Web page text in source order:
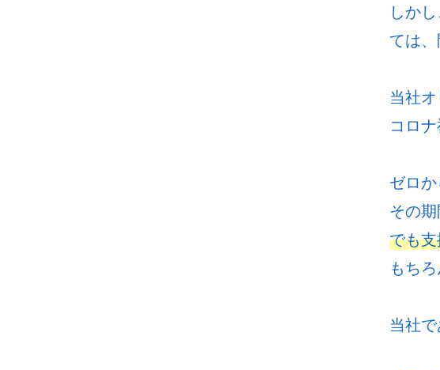
しか
ては、
当社
コロ
ゼロ
その
でも
もち
当社